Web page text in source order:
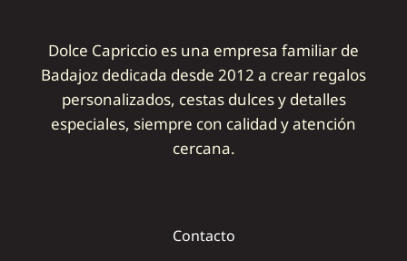
Dolce Capriccio es una empresa familiar de
Badajoz dedicada desde 2012 a crear regalos
personalizados, cestas dulces y detalles
especiales, siempre con calidad y atención
cercana.
Contacto